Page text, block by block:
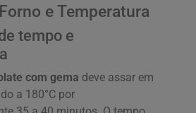
e Temperatura
tempo e
com gema deve assar em
a 180°C por